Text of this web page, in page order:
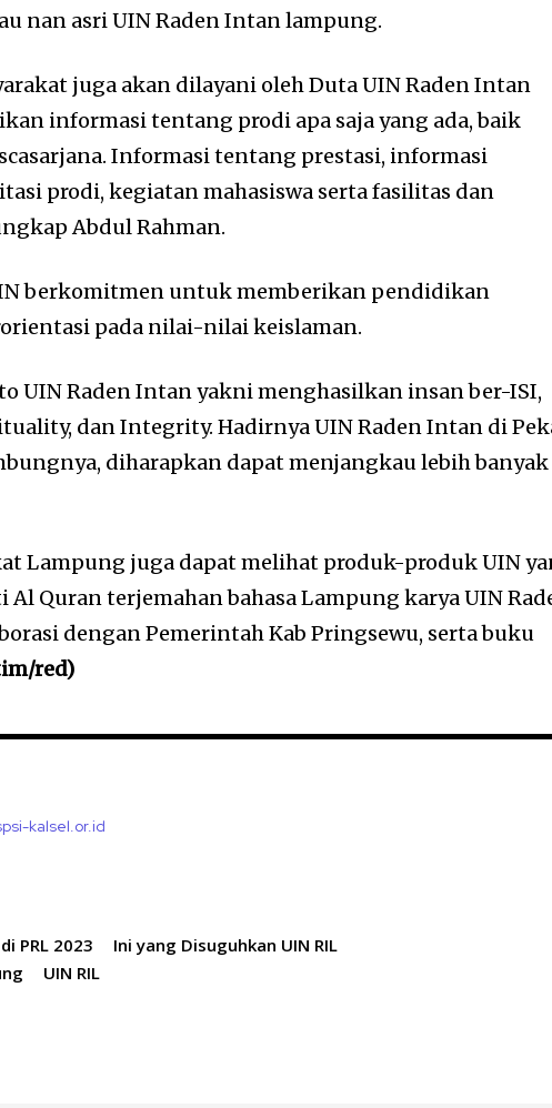
nan asri UIN Raden Intan lampung.
juga akan dilayani oleh Duta UIN Raden Intan
informasi tentang prodi apa saja yang ada, baik
Informasi tentang prestasi, informasi
prodi, kegiatan mahasiswa serta fasilitas dan
Abdul Rahman.
berkomitmen untuk memberikan pendidikan
pada nilai-nilai keislaman.
UIN Raden Intan yakni menghasilkan insan ber-ISI,
dan Integrity. Hadirnya UIN Raden Intan di
diharapkan dapat menjangkau lebih banyak
Lampung juga dapat melihat produk-produk UIN
Al Quran terjemahan bahasa Lampung karya UIN
dengan Pemerintah Kab Pringsewu, serta buku
red)
kalsel.or.id
PRL 2023
Ini yang Disuguhkan UIN RIL
UIN RIL